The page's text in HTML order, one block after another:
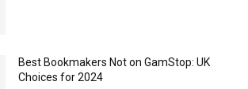
Best Bookmakers Not on GamStop: UK
Choices for 2024